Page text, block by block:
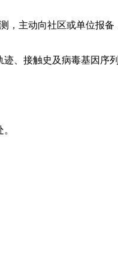
主动向社区或单位报
、接触史及病毒基因序